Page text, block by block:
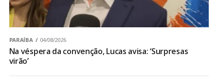
PARAÍBA 04/08/2026
Na véspera da convenção, Lucas avisa: ‘Surpresas
virão’